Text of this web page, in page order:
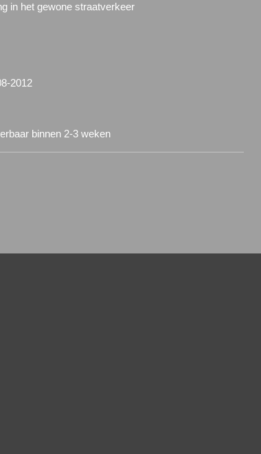
in het gewone straatverkeer
2012
binnen 2-3 weken